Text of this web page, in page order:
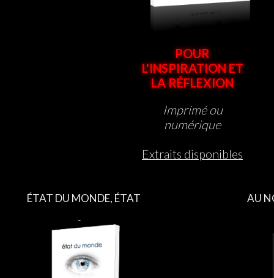
POUR
L'INSPIRATION ET
LA RÉFLEXION
Imprimé ou
numérique
Extraits disponibles
ÉTAT DU MONDE, ÉTAT
D’ÊTRE
AU